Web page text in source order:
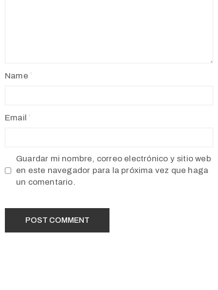
Name
Email
Guardar mi nombre, correo electrónico y sitio web
en este navegador para la próxima vez que haga
un comentario.